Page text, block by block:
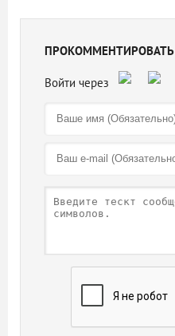
ПРОКОММЕНТИРОВАТЬ